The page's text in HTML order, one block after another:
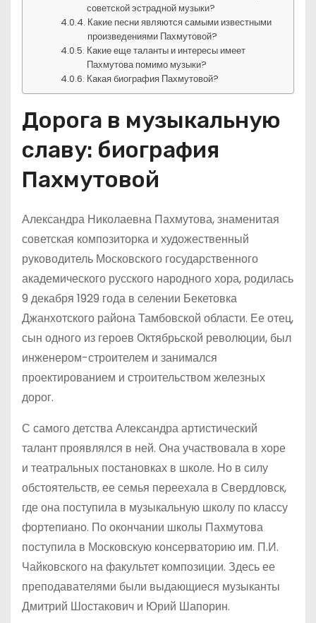
советской эстрадной музыки?
Какие песни являются самыми известными
произведениями Пахмутовой?
Какие еще таланты и интересы имеет
Пахмутова помимо музыки?
Какая биография Пахмутовой?
Дорога в музыкальную
славу: биография
Пахмутовой
Александра Николаевна Пахмутова, знаменитая
советская композиторка и художественный
руководитель Московского государственного
академического русского народного хора, родилась
9 декабря 1929 года в селении Бекетовка
Джанхотского района Тамбовской области. Ее отец,
сын одного из героев Октябрьской революции, был
инженером-строителем и занимался
проектированием и строительством железных
дорог.
С самого детства Александра артистический
талант проявлялся в ней. Она участвовала в хоре
и театральных постановках в школе. Но в силу
обстоятельств, ее семья переехала в Свердловск,
где она поступила в музыкальную школу по классу
фортепиано. По окончании школы Пахмутова
поступила в Московскую консерваторию им. П.И.
Чайковского на факультет композиции. Здесь ее
преподавателями были выдающиеся музыканты
Дмитрий Шостакович и Юрий Шапорин.